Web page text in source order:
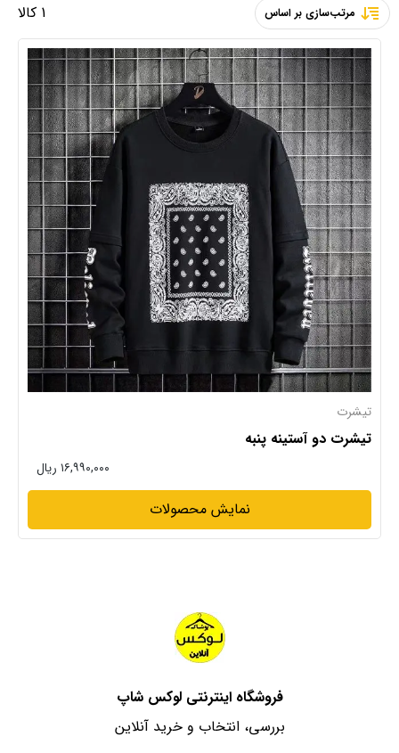
1 کالا
مرتب‌سازی بر اساس
تیشرت
تیشرت دو آستینه پنبه
۱۶,۹۹۰,۰۰۰ ریال
نمایش محصولات
فروشگاه اینترنتی لوکس شاپ
بررسی، انتخاب و خرید آنلاین